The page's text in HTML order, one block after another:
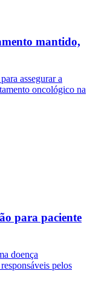
mantido,
assegurar a
oncológico na
para paciente
doença
pelos